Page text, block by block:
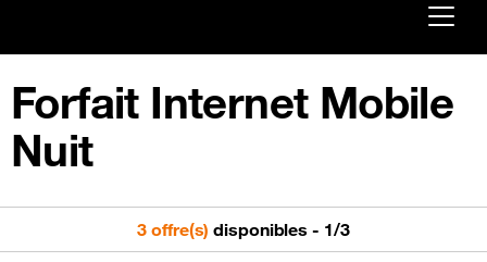
First visit ?
Create your account
Forfait Internet Mobile
Nuit
3 offre(s) disponibles- 1/3